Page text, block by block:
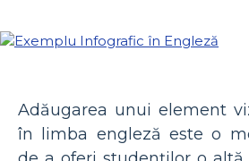
Adăugarea unui element
în limba engleză este o